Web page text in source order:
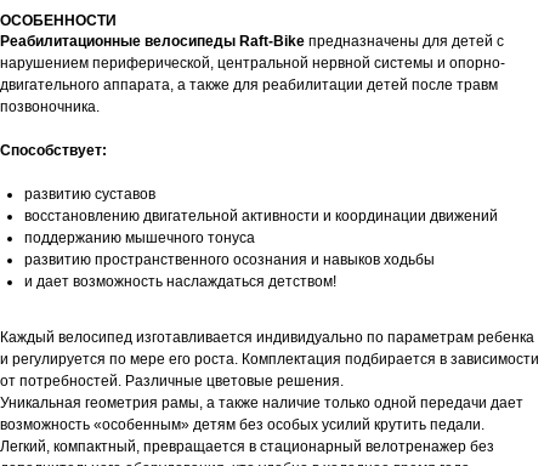
ОСОБЕННОСТИ
Реабилитационные велосипеды Raft-Bike предназначены для детей с
нарушением периферической, центральной нервной системы и опорно-
двигательного аппарата, а также для реабилитации детей после травм
позвоночника.
Способствует:
развитию суставов
восстановлению двигательной активности и координации движений
поддержанию мышечного тонуса
развитию пространственного осознания и навыков ходьбы
и дает возможность наслаждаться детством!
Каждый велосипед изготавливается индивидуально по параметрам ребенка
и регулируется по мере его роста. Комплектация подбирается в зависимости
от потребностей. Различные цветовые решения.
Уникальная геометрия рамы, а также наличие только одной передачи дает
возможность «особенным» детям без особых усилий крутить педали.
Легкий, компактный, превращается в стационарный велотренажер без